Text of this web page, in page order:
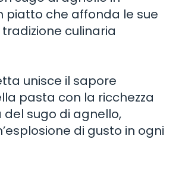
piatto che affonda le sue
culinaria
unisce il sapore
pasta con la ricchezza
del sugo di agnello,
di gusto in ogni